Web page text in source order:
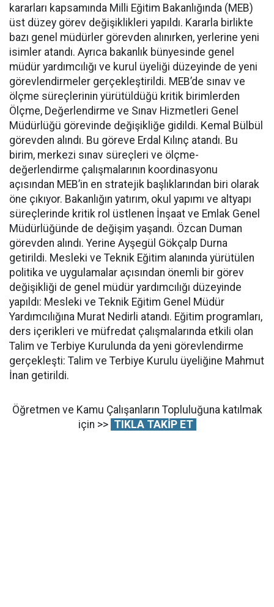
kararları kapsamında Milli Eğitim Bakanlığında (MEB)
üst düzey görev değişiklikleri yapıldı. Kararla birlikte
bazı genel müdürler görevden alınırken, yerlerine yeni
isimler atandı. Ayrıca bakanlık bünyesinde genel
müdür yardımcılığı ve kurul üyeliği düzeyinde de yeni
görevlendirmeler gerçekleştirildi. MEB’de sınav ve
ölçme süreçlerinin yürütüldüğü kritik birimlerden
Ölçme, Değerlendirme ve Sınav Hizmetleri Genel
Müdürlüğü görevinde değişikliğe gidildi. Kemal Bülbül
görevden alındı. Bu göreve Erdal Kılınç atandı. Bu
birim, merkezi sınav süreçleri ve ölçme-
değerlendirme çalışmalarının koordinasyonu
açısından MEB’in en stratejik başlıklarından biri olarak
öne çıkıyor. Bakanlığın yatırım, okul yapımı ve altyapı
süreçlerinde kritik rol üstlenen İnşaat ve Emlak Genel
Müdürlüğünde de değişim yaşandı. Özcan Duman
görevden alındı. Yerine Ayşegül Gökçalp Durna
getirildi. Mesleki ve Teknik Eğitim alanında yürütülen
politika ve uygulamalar açısından önemli bir görev
değişikliği de genel müdür yardımcılığı düzeyinde
yapıldı: Mesleki ve Teknik Eğitim Genel Müdür
Yardımcılığına Murat Nedirli atandı. Eğitim programları,
ders içerikleri ve müfredat çalışmalarında etkili olan
Talim ve Terbiye Kurulunda da yeni görevlendirme
gerçekleşti: Talim ve Terbiye Kurulu üyeliğine Mahmut
İnan getirildi.
Öğretmen ve Kamu Çalışanların Topluluğuna katılmak
için >> TIKLA TAKİP ET